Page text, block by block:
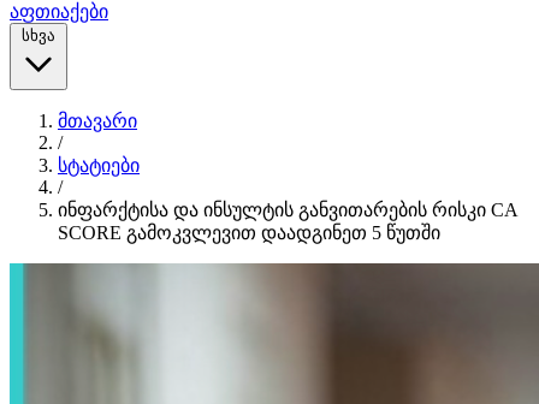
აფთიაქები
სხვა
მთავარი
/
სტატიები
/
ინფარქტისა და ინსულტის განვითარების რისკი CA
SCORE გამოკვლევით დაადგინეთ 5 წუთში